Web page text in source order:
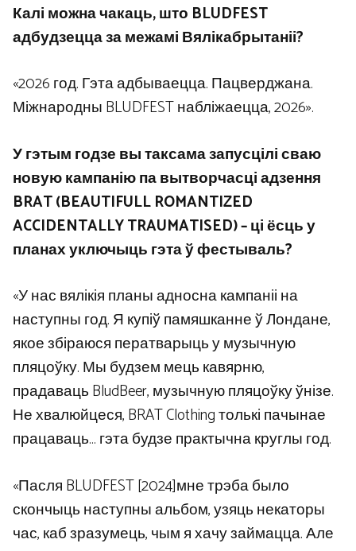
Калі можна чакаць, што BLUDFEST
адбудзецца за межамі Вялікабрытаніі?
«2026 год. Гэта адбываецца. Пацверджана.
Міжнародны BLUDFEST набліжаецца, 2026».
У гэтым годзе вы таксама запусцілі сваю
новую кампанію па вытворчасці адзення
BRAT (BEAUTIFULL ROMANTIZED
ACCIDENTALLY TRAUMATISED) – ці ёсць у
планах уключыць гэта ў фестываль?
«У нас вялікія планы адносна кампаніі на
наступны год. Я купіў памяшканне ў Лондане,
якое збіраюся ператварыць у музычную
пляцоўку. Мы будзем мець кавярню,
прадаваць BludBeer, музычную пляцоўку ўнізе.
Не хвалюйцеся, BRAT Clothing толькі пачынае
працаваць… гэта будзе практычна круглы год.
«Пасля BLUDFEST [2024]мне трэба было
скончыць наступны альбом, узяць некаторы
час, каб зразумець, чым я хачу займацца. Але